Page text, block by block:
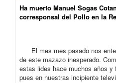
Ha muerto Manuel Sogas
corresponsal del Pollo en la
El mes mes pasado nos
de este mazazo inesperado.
estas lides hace muchos años y
pues en nuestras incipiente